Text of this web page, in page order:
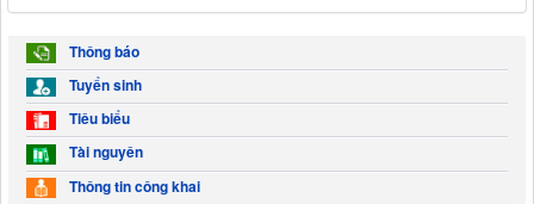
Thông báo
Tuyển sinh
Tiêu biểu
Tài nguyên
Thông tin công khai